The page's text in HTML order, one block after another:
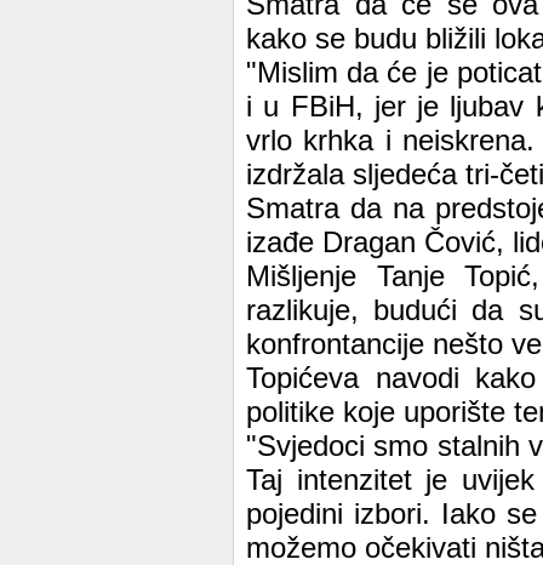
kako se budu bližili
"Mislim da će je
i u FBiH, jer je ljubav
vrlo krhka i
izdržala sljedeća tri-
Smatra da na
izađe Dragan Čović,
Mišljenje Tanje
razlikuje, budući da
konfrontancije nešto
Topićeva navodi
politike koje uporište
"Svjedoci smo stalnih
Taj intenzitet je
pojedini izbori. Iako
možemo očekivati